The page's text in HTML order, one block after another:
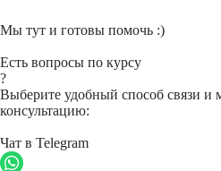
Мы тут и готовы помочь :)
Есть вопросы по курсу
?
Выберите удобный способ связи
консультацию:
Чат в Telegram